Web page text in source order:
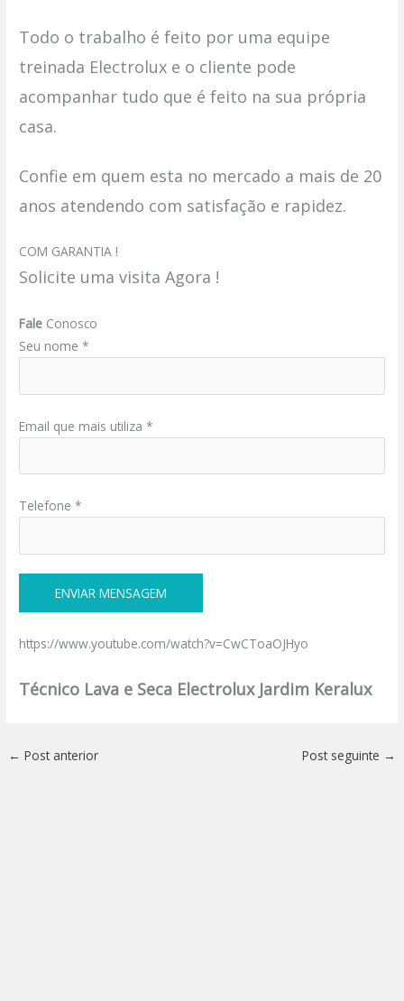
Todo o trabalho é feito por uma equipe
treinada Electrolux e o cliente pode
acompanhar tudo que é feito na sua própria
casa.
Confie em quem esta no mercado a mais de 20
anos atendendo com satisfação e rapidez.
COM GARANTIA !
Solicite uma visita Agora !
Fale Conosco
Seu nome *
Email que mais utiliza *
Telefone *
https://www.youtube.com/watch?v=CwCToaOJHyo
Técnico Lava e Seca Electrolux Jardim Keralux
← Post anterior Post seguinte →